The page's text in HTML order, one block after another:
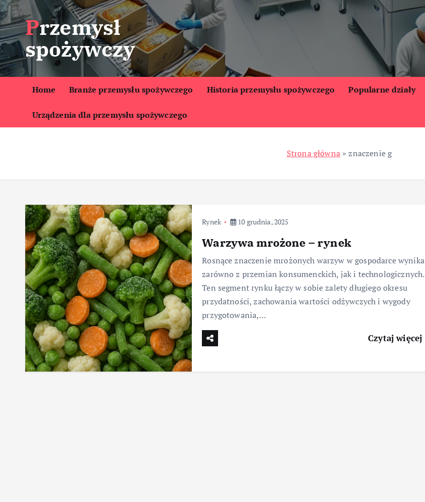
S
k
i
p
t
o
t
Przemysł
spożywczy
Home Branże przemysłu spożywczego Historia przemysłu spożywczego Popularne działy
Urządzenia dla przemysłu spożywczego
Strona główna»znaczenie g
Rynek 10 grudnia, 2025
Warzywa mrożone – rynek
Rosnące znaczenie mrożonych warzyw w gospodarce wynika
zarówno z przemian konsumenckich, jak i technologicznych.
Ten segment rynku łączy w sobie zalety długiego okresu
przydatności, zachowania wartości odżywczych i wygody
przygotowania,…
Czytaj więcej